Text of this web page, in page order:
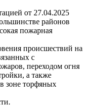
от 27.04.2025
районов
пожарная
происшествий на
с
переходом огня
а также
зоне торфяных